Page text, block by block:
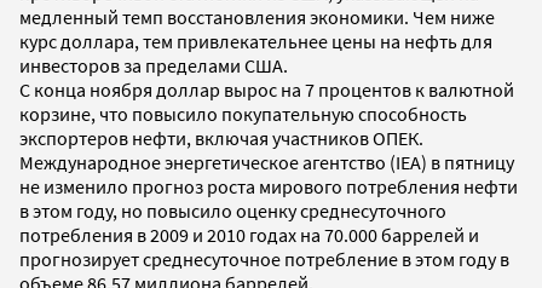
медленный темп восстановления экономики. Чем ниже
курс доллара, тем привлекательнее цены на нефть для
инвесторов за пределами США.
С конца ноября доллар вырос на 7 процентов к валютной
корзине, что повысило покупательную способность
экспортеров нефти, включая участников ОПЕК.
Международное энергетическое агентство (IEA) в пятницу
не изменило прогноз роста мирового потребления нефти
в этом году, но повысило оценку среднесуточного
потребления в 2009 и 2010 годах на 70.000 баррелей и
прогнозирует среднесуточное потребление в этом году в
объеме 86,57 миллиона баррелей.